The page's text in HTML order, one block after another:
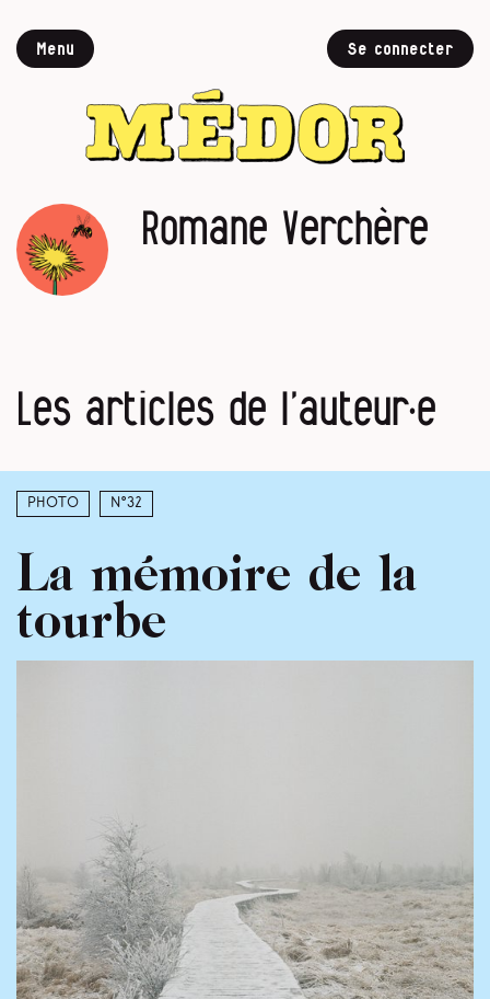
Menu Se connecter
Romane Verchère
Les articles de l’auteur·e
Photo N°32
La mémoire de la
tourbe